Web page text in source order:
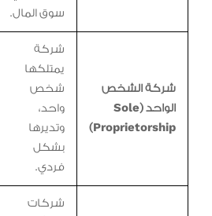
سوق المال.
شركة الشخص
الواحد (Sole
Proprietorship)
شركة
يمتلكها
شخص
واحد،
وتديرها
بشكل
فردي.
شركات